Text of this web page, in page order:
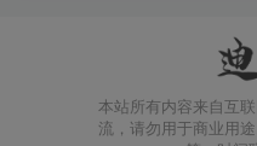
本站所有内容来自互
流，请勿用于商业用